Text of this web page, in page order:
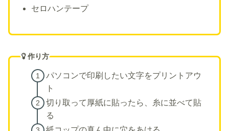
セロハンテープ
作り方
パソコンで印刷したい文字をプリントアウ
ト
切り取って厚紙に貼ったら、糸に並べて貼
る